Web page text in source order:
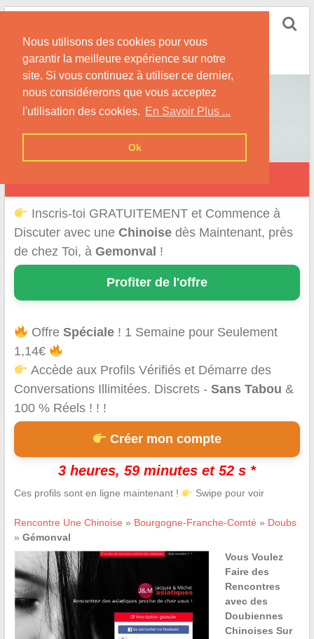
Nous utilisons des cookies pour vous
garantir la meilleure expérience sur notre
site. Si vous continuez à utiliser ce dernier,
nous considérerons que vous acceptez
l'utilisation des cookies. En Savoir Plus ...
Ok
Skip
content
Nos Conseils pour Rencontrer Une Femme
Originaire de Chine !
Inscris-toi GRATUITEMENT et Commence à
Discuter avec une Chinoisedès Maintenant, près
de chez Toi, à Gemonval !
Profiter de l'offre
OffreSpéciale ! 1 Semaine pour Seulement
1,14€
Accède aux Profils Vérifiés et Démarre des
Conversations Illimitées. Discrets - Sans Tabou &
100 % Réels ! ! !
Créer mon compte
3 heures, 59 minutes et 52 s *
Ces profils sont en ligne maintenant ! Swipe pour voir
Rencontre Une Chinoise » Bourgogne-Franche-Comté » Doubs
» Gémonval
Vous Voulez
Faire des
Rencontres
avec des
Doubiennes
Chinoises Sur